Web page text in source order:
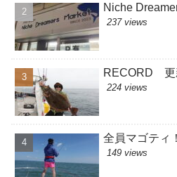
Niche
237 views
RECORD 更
224 views
全員マゴティ！
149 views